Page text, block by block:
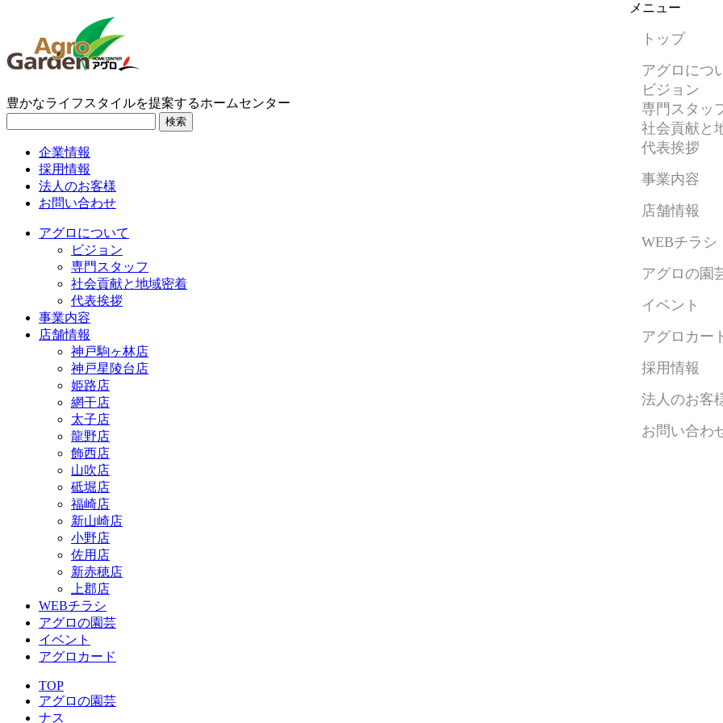
豊かなライフスタイルを提案するホームセンター
検索
企業情報
採用情報
法人のお客様
お問い合わせ
アグロについて
ビジョン
専門スタッフ
社会貢献と地域密着
代表挨拶
事業内容
店舗情報
神戸駒ヶ林店
神戸星陵台店
姫路店
網干店
太子店
龍野店
飾西店
山吹店
砥堀店
福崎店
新山崎店
小野店
佐用店
新赤穂店
上郡店
WEBチラシ
アグロの園芸
イベント
アグロカード
メニュー
トップ
アグロにつ
ビジョン
専門スタッ
社会貢献と
代表挨拶
事業内容
店舗情報
WEBチラシ
アグロの園
イベント
アグロカー
採用情報
法人のお客
お問い合わ
TOP
アグロの園芸
ナス